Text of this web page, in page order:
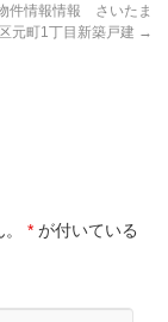
件情報情報 さいたま
元町1丁目新築戸建 →
* が付いている